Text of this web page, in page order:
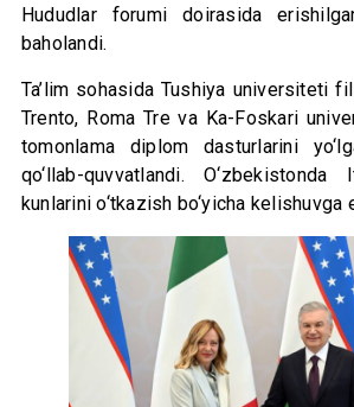
Hududlar forumi doirasida
baholandi.
Ta’lim sohasida Tushiya universiteti
Trento, Roma Tre va Ka-Foskari
tomonlama diplom dasturlarini
qo‘llab-quvvatlandi. O‘zbekistonda
kunlarini o‘tkazish bo‘yicha kelishuvga